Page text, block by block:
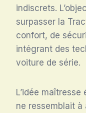
indiscrets.
surpasser la
confort, de
intégrant des
voiture de série.
L’idée
ne ressemblait